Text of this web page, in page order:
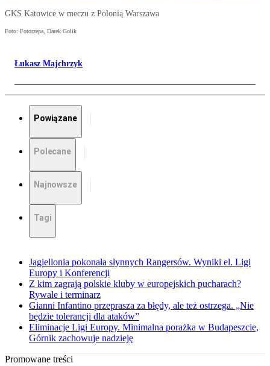
GKS Katowice w meczu z Polonią Warszawa
Foto: Fotorzepa, Darek Golik
Łukasz Majchrzyk
Powiązane
Polecane
Najnowsze
Tagi
Jagiellonia pokonała słynnych Rangersów. Wyniki el. Ligi
Europy i Konferencji
Z kim zagrają polskie kluby w europejskich pucharach?
Rywale i terminarz
Gianni Infantino przeprasza za błędy, ale też ostrzega. „Nie
będzie tolerancji dla ataków”
Eliminacje Ligi Europy. Minimalna porażka w Budapeszcie,
Górnik zachowuje nadzieję
Promowane treści